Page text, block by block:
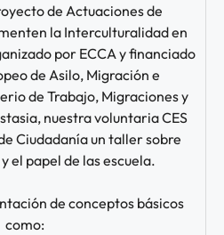
de Actuaciones de
la Interculturalidad en
por ECCA y financiado
de Asilo, Migración e
de Trabajo, Migraciones y
nuestra voluntaria CES
Ciudadanía un taller sobre
el papel de las escuela.
de conceptos básicos
como: